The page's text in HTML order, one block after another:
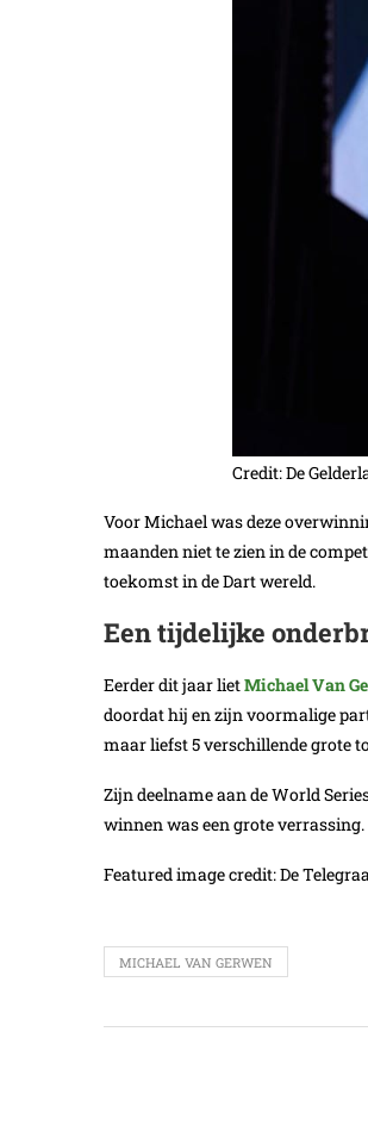
Credit: De
Voor Michael was deze
maanden niet te zien in de
toekomst in de Dart wereld.
Een tijdelijke
Eerder dit jaar lietMichael Van
doordat hij en zijn voormalige
maar liefst 5 verschillende grote
Zijn deelname aan de World
winnen was een grote verrassing.
Featured image credit: De
MICHAEL VAN GERWEN